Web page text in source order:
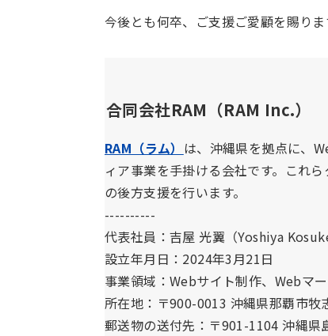
今後とも何卒、ご支援ご愛顧を賜りま
合同会社RAM（RAM Inc.）
RAM（ラム） は、沖縄県を拠点に、
ィア事業を手掛ける会社です。これ
の後方支援を行います。
----------
代表社員：吉屋 光翼（Yoshiya Kosuke
設立年月日：2024年3月21日
事業領域：Webサイト制作、Webマ
所在地：〒900-0013 沖縄県那覇市牧
郵送物の送付先：〒901-1104 沖縄県